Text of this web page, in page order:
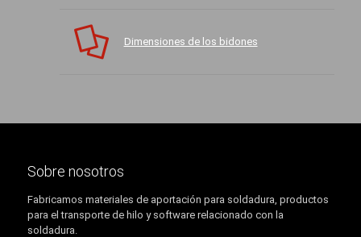
Dimensiones de los bidones
Sobre nosotros
Fabricamos materiales de aportación para soldadura, productos
para el transporte de hilo y software relacionado con la
soldadura.